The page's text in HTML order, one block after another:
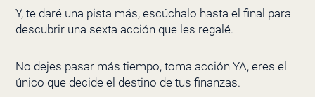
Y, te daré una pista más, escúchalo hasta el final para
descubrir una sexta acción que les regalé.
No dejes pasar más tiempo, toma acción YA, eres el
único que decide el destino de tus finanzas.